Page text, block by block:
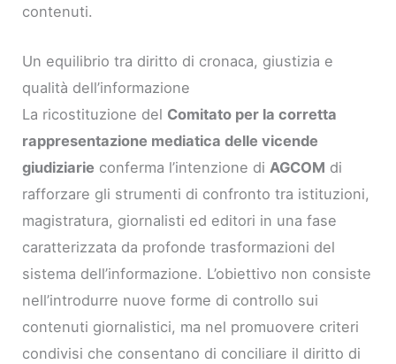
contenuti.
Un equilibrio tra diritto di cronaca, giustizia e
qualità dell’informazione
La ricostituzione del Comitato per la corretta
rappresentazione mediatica delle vicende
giudiziarie conferma l’intenzione diAGCOM di
rafforzare gli strumenti di confronto tra istituzioni,
magistratura, giornalisti ed editori in una fase
caratterizzata da profonde trasformazioni del
sistema dell’informazione. L’obiettivo non consiste
nell’introdurre nuove forme di controllo sui
contenuti giornalistici, ma nel promuovere criteri
condivisi che consentano di conciliare il diritto di